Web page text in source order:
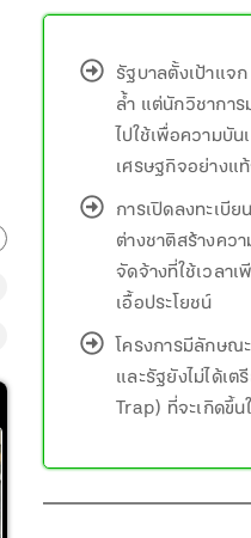
รัฐบาลตั้งเป้าแจ
ล้ำ แต่นักวิชากา
ไปใช้เพื่อความบั
เศรษฐกิจอย่างแ
การเปิดลงทะเบี
ต่างชาติสร้างคว
จัดจ้างที่ใช้เวลา
เอื้อประโยชน์
โครงการมีลักษณ
และรัฐยังไม่ได้เ
Trap) ที่จะเกิดขึ้